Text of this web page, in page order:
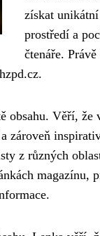
získat
prostředí a
čtenáře.
Věří, že
zároveň
z různých
magazínu,